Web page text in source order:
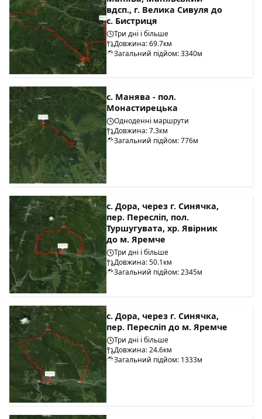
вдсп., г. Велика Сивуля до
с. Бистриця
Три дні і більше
Довжина: 69.7км
Загальний підйом: 3340м
с. Манява - пол.
Монастирецька
Одноденні маршрути
Довжина: 7.3км
Загальний підйом: 776м
с. Дора, через г. Синячка,
пер. Пересліп, пол.
Туршугувата, хр. Явірник
до м. Яремче
Три дні і більше
Довжина: 50.1км
Загальний підйом: 2345м
с. Дора, через г. Синячка,
пер. Пересліп до м. Яремче
Три дні і більше
Довжина: 24.6км
Загальний підйом: 1333м